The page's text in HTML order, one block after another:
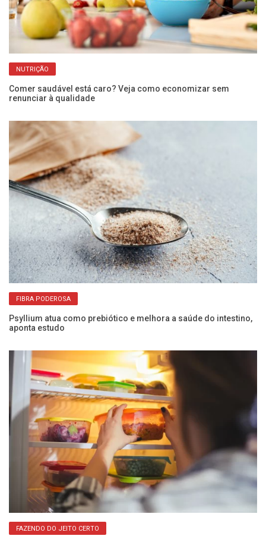
NUTRIÇÃO
Comer saudável está caro? Veja como economizar sem
renunciar à qualidade
FIBRA PODEROSA
Psyllium atua como prebiótico e melhora a saúde do intestino,
aponta estudo
FAZENDO DO JEITO CERTO